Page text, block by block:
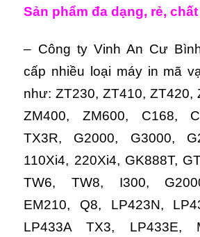
Sản phẩm đa dạng, rẻ,
– Công ty Vinh An Cư
cấp nhiều loại máy in mã
như: ZT230, ZT410, ZT420,
ZM400, ZM600, C168,
TX3R, G2000, G3000,
110Xi4, 220Xi4, GK888T,
TW6, TW8, I300,
EM210, Q8, LP423N,
LP433A TX3, LP433E,